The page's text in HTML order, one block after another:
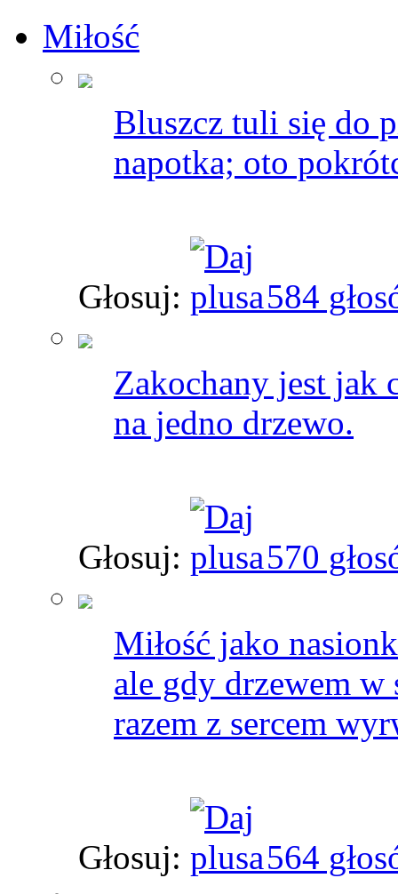
Miłość
Bluszcz tuli się do
napotka; oto
Głosuj: 584
Zakochany jest jak
na jedno drzewo.
Głosuj: 570
Miłość jako
ale gdy drzewem
razem z sercem
Głosuj: 564